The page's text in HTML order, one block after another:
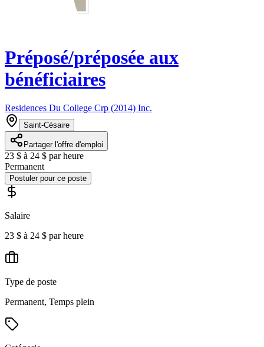
Préposé/préposée aux
bénéficiaires
Residences Du College Crp (2014) Inc.
Saint-Césaire
Partager l'offre d'emploi
23 $ à 24 $ par heure
Permanent
Postuler pour ce poste
Salaire
23 $ à 24 $ par heure
Type de poste
Permanent, Temps plein